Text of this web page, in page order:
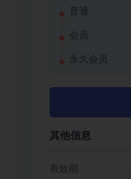
普通
会员
永久会员
其他信息
有效期